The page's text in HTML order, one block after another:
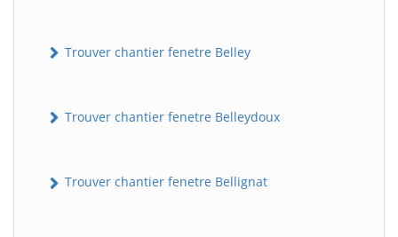
Trouver chantier fenetre Belley
Trouver chantier fenetre Belleydoux
Trouver chantier fenetre Bellignat